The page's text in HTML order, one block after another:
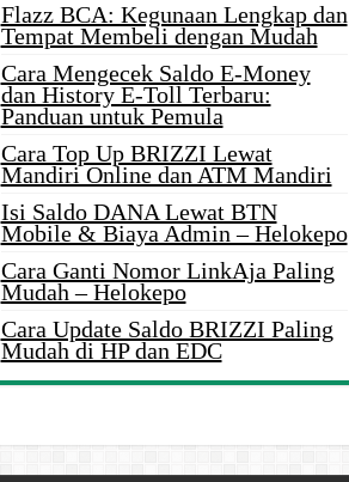
Flazz BCA: Kegunaan Lengkap dan
Tempat Membeli dengan Mudah
Cara Mengecek Saldo E-Money
dan History E-Toll Terbaru:
Panduan untuk Pemula
Cara Top Up BRIZZI Lewat
Mandiri Online dan ATM Mandiri
Isi Saldo DANA Lewat BTN
Mobile & Biaya Admin – Helokepo
Cara Ganti Nomor LinkAja Paling
Mudah – Helokepo
Cara Update Saldo BRIZZI Paling
Mudah di HP dan EDC